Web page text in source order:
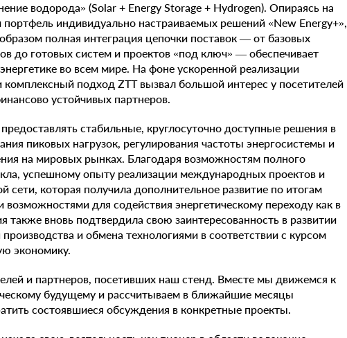
водорода» (Solar + Energy Storage + Hydrogen). Опираясь на
индивидуально настраиваемых решений «New Energy+»,
полная интеграция цепочки поставок — от базовых
до готовых систем и проектов «под ключ» — обеспечивает
во всем мире. На фоне ускоренной реализации
подход ZTT вызвал большой интерес у посетителей
устойчивых партнеров.
стабильные, круглосуточно доступные решения в
пиковых нагрузок, регулирования частоты энергосистемы и
на мировых рынках. Благодаря возможностям полного
успешному опыту реализации международных проектов и
которая получила дополнительное развитие по итогам
для содействия энергетическому переходу как в
также вновь подтвердила свою заинтересованность в развитии
и обмена технологиями в соответствии с курсом
экономику.
и партнеров, посетивших наш стенд. Вместе мы движемся к
будущему и рассчитываем в ближайшие месяцы
состоявшиеся обсуждения в конкретные проекты.